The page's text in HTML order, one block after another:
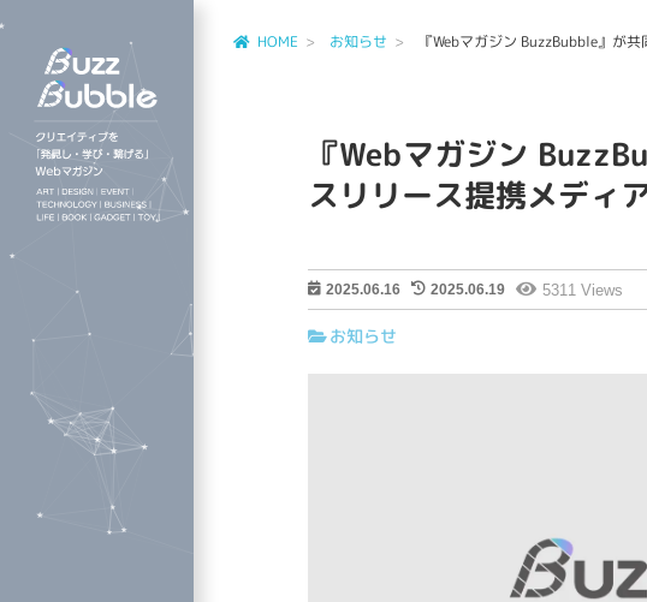
HOME お知らせ 『Webマガジン BuzzBubble』が
『Webマガジン
スリリース提携メディ
2025.06.16 2025.06.19 5311 Views
お知らせ